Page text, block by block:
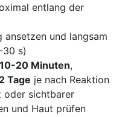
entlang der⁢
und langsam
30 s)
10-20 Minuten,
Tage je nach Reaktion
oder sichtbarer
und⁣ Haut prüfen